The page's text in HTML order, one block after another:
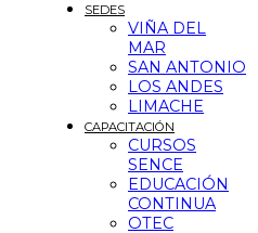
SEDES
VIÑA DEL
MAR
SAN ANTONIO
LOS ANDES
LIMACHE
CAPACITACIÓN
CURSOS
SENCE
EDUCACIÓN
CONTINUA
OTEC